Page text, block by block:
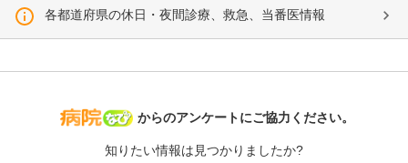
各都道府県の休日・夜間診療、救急、当番医情報
病院なび
からのアンケートにご協力ください。
知りたい情報は見つかりましたか?